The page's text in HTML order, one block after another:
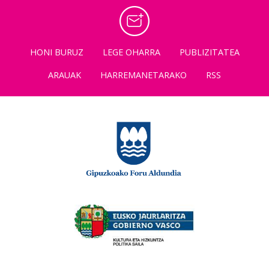
HONI BURUZ LEGE OHARRA
PUBLIZITATEA
ARAUAK
HARREMANETARAKO RSS